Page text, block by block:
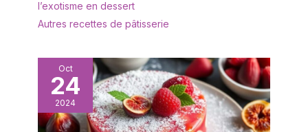
forme au matériau
l’exotisme en dessert
Autres recettes de pâtisserie
Oct
24
2024